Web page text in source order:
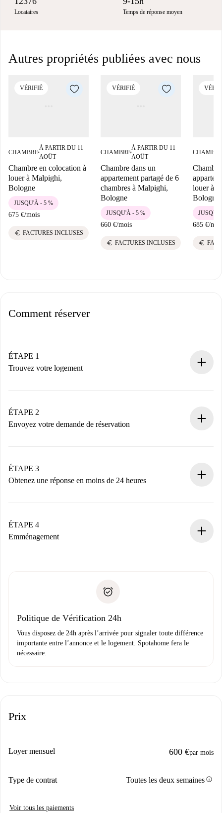
Locataires Temps de réponse moyen
Autres propriétés publiées avec nous
VÉRIFIÉ
CHAMBRE■
À PARTIR DU 11
AOÛT
Chambre en colocation à
louer à Malpighi,
Bologne
675 €/mois
JUSQU'À - 5 %
euro FACTURES INCLUSES
VÉRIFIÉ
CHAMBRE■
À PARTIR DU 11
AOÛT
Chambre dans un
appartement partagé de 6
chambres à Malpighi,
Bologne
660 €/mois
JUSQU'À - 5 %
euro FACTURES INCLUSES
CHAMBRE
louer à
Bologne.
685 €/
euro
Comment réserver
ÉTAPE 1
Trouvez votre logement
Vous disposez à l’avance de toutes les informations
nécessaires.
ÉTAPE 2
Envoyez votre demande de réservation
Nous ne vous facturerons rien tant que le propriétaire
n’aura pas accepté.
ÉTAPE 3
Obtenez une réponse en moins de 24 heures
contact avec le propriétaire.
Si refusé : aucun prélèvement et nous vous proposerons
Justificatif de solvabilité
ÉTAPE 4
Emménagement
uniquement si aucun problème n'est signalé.
Politique de Vérification 24h
Vous disposez de 24h après l’arrivée pour signaler toute différence
importante entre l’annonce et le logement. Spotahome fera le
nécessaire.
Prix
Loyer mensuel 600 €par mois
Type de contrat Toutes les deux semainesinfo
Voir tous les paiements